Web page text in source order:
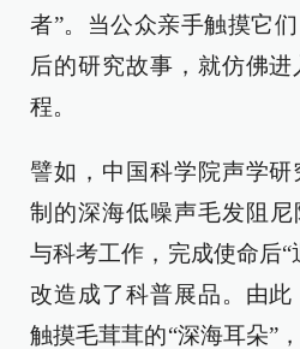
者”。当公众亲手触摸它
后的研究故事，就仿佛
程。
譬如，中国科学院声学
制的深海低噪声毛发阻
与科考工作，完成使命后
改造成了科普展品。由
触摸毛茸茸的“深海耳朵”